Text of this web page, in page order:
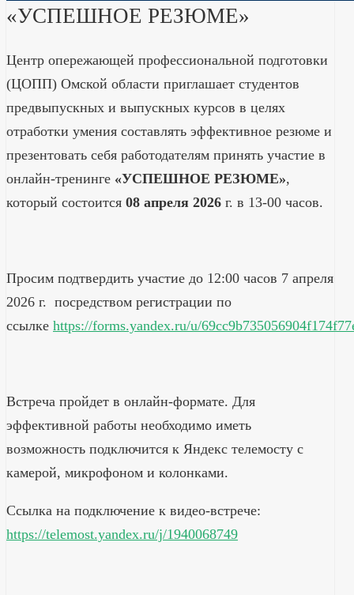
«УСПЕШНОЕ РЕЗЮМЕ»
Центр опережающей профессиональной подготовки
(ЦОПП) Омской области приглашает студентов
предвыпускных и выпускных курсов в целях
отработки умения составлять эффективное резюме и
презентовать себя работодателям принять участие в
онлайн-тренинге «УСПЕШНОЕ РЕЗЮМЕ»,
который состоится 08 апреля 2026 г. в 13-00 часов.
Просим подтвердить участие до 12:00 часов 7 апреля
2026 г. посредством регистрации по
ссылке https://forms.yandex.ru/u/
Встреча пройдет в онлайн-формате. Для
эффективной работы необходимо иметь
возможность подключится к Яндекс телемосту с
камерой, микрофоном и колонками.
Ссылка на подключение к видео-встрече:
https://telemost.yandex.ru/j/1940068749